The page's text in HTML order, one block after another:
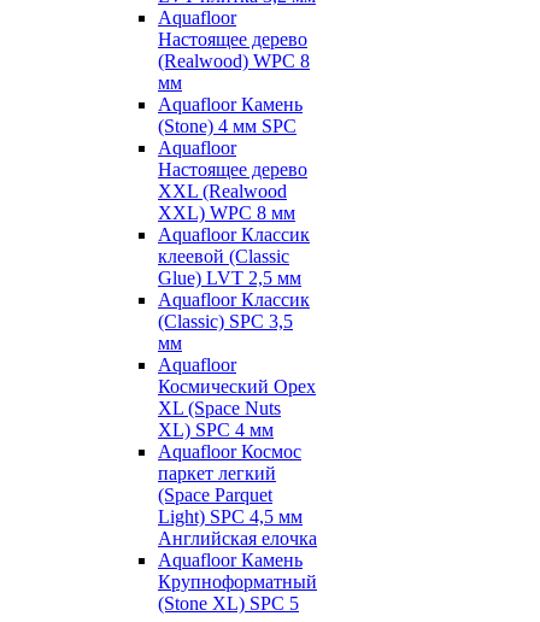
Aquafloor
Настоящее дерево
(Realwood) WPC 8
мм
Aquafloor Камень
(Stone) 4 мм SPC
Aquafloor
Настоящее дерево
XXL (Realwood
XXL) WPC 8 мм
Aquafloor Классик
клеевой (Classic
Glue) LVT 2,5 мм
Aquafloor Классик
(Classic) SPC 3,5
мм
Aquafloor
Космический Орех
XL (Space Nuts
XL) SPC 4 мм
Aquafloor Космос
паркет легкий
(Space Parquet
Light) SPC 4,5 мм
Английская елочка
Aquafloor Камень
Крупноформатный
(Stone XL) SPC 5